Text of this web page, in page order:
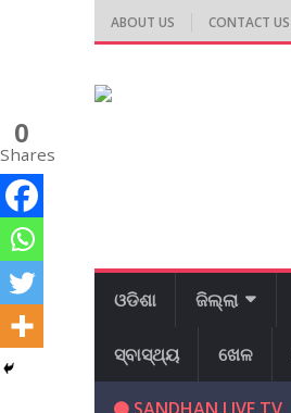
ABOUT US CONTACT US
ଓଡିଶା ଜିଲ୍ଲା
ସ୍ବାସ୍ଥ୍ୟ ଖେଳ
0
Shares